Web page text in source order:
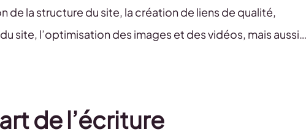
de la structure du site, la création de liens de qualité,
site, l’optimisation des images et des vidéos, mais aussi…
de l’écriture